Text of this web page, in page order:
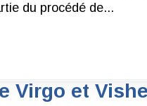
du procédé de...
Virgo et